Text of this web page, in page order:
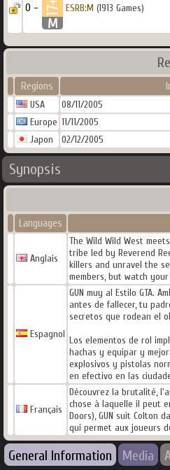
0 - ESRB:M (1913 Games)
Regions
USA
08/11/2005
Europe 11/11/2005
Japon
02/12/2005
Synopsis
Languages
Anglais
The Wild Wild West
tribe led by Reverend
killers and unravel the
members, but watch
Espagnol
GUN muy al Estilo GTA.
antes de fallecer, tu
secretos que rodean el
Los elementos de rol
hachas y equipar y
explosivos y pistolas
en efectivo en las
Français
Découvrez la brutalité,
chose à laquelle il peut
Doors), GUN suit Colton
qui permet aux joueurs
General Information Media